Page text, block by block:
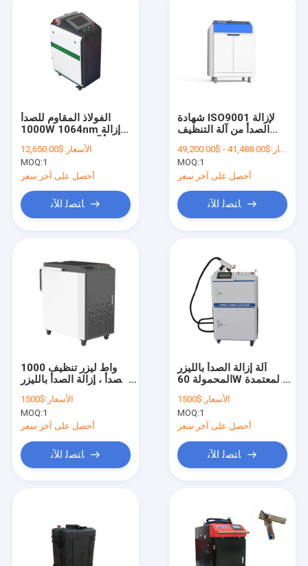
حول بنا
الفولاذ المقاوم للصدأ
1000W 1064nm إزالة
الصدأ آلة التنظيف بالليزر
المحمولة الأسعار:$12,650.00
MOQ:1
أحصل على آخر سعر
ﺎﺘﺼﻟ ﺍﻶﻧ
شهادة ISO9001 لإزالة
الصدأ من آلة التنظيف
الأسعار:
MOQ:1
أحصل على آخر سعر
ﺎﺘﺼﻟ ﺍﻶﻧ
1000 واط ليزر تنظيف
الصدأ ، إزالة الصدأ بالليزر
8000 مم / ثانية
الأسعار:$1500
MOQ:1
أحصل على آخر سعر
ﺎﺘﺼﻟ ﺍﻶﻧ
آلة إزالة الصدأ بالليزر
المحمولة 60W المعتمدة
الأسعار:$1500
MOQ:1
أحصل على آخر سعر
ﺎﺘﺼﻟ ﺍﻶﻧ